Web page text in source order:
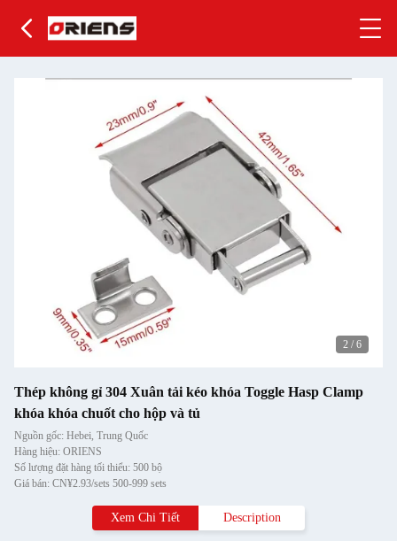
2 / 6
Thép không gỉ 304 Xuân tải kéo khóa Toggle Hasp Clamp
khóa khóa chuốt cho hộp và tủ
Nguồn gốc: Hebei, Trung Quốc
Hàng hiệu: ORIENS
Số lượng đặt hàng tối thiểu: 500 bộ
Giá bán: CN¥2.93/sets 500-999 sets
Xem Chi Tiết Description